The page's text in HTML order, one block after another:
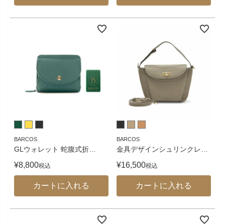
BARCOS
GLウォレット 蛇腹式折
¥8,800税込
カートに入れる
BARCOS
金具デザインシュリンクレ
¥16,500税込
カートに入れる